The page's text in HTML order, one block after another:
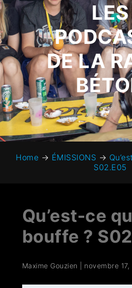
LES
DE LA
Home → ÉMISSIONS →
S02.E05
Qu’est-ce
bouffe ?
Maxime Gouzien novembre